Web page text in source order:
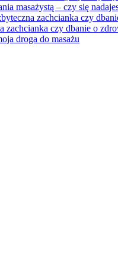
masażystą – czy się
zachcianka czy
zachcianka czy dbanie o
droga do masażu